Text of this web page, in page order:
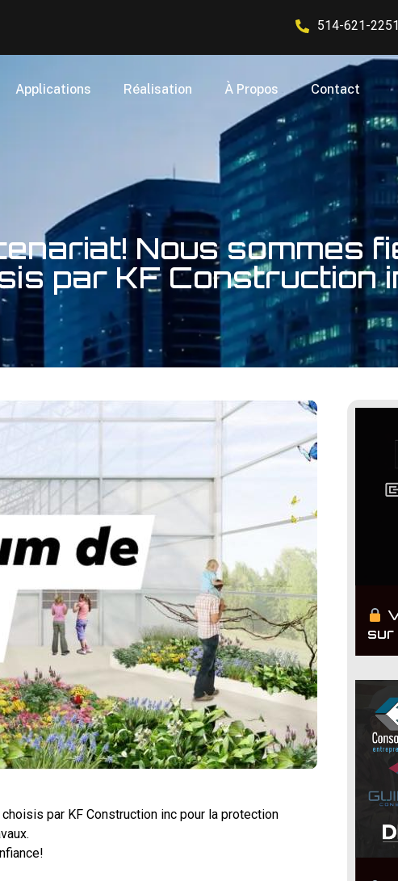
514-621-2251
Applications Réalisation À Propos Contact
Nous sommes
par KF Construction
par KF Construction inc pour la protection
sur